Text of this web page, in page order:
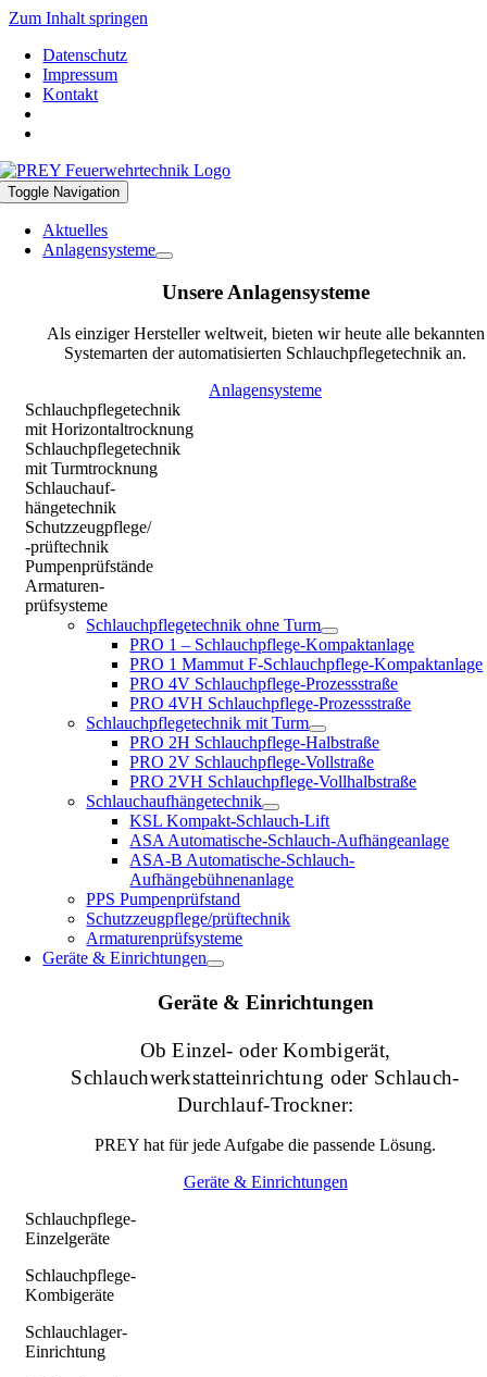
Zum Inhalt springen
Datenschutz
Impressum
Kontakt
Toggle Navigation
Aktuelles
Anlagensysteme
Unsere Anlagensysteme
Als einziger Hersteller weltweit, bieten wir heute alle bekannten
Systemarten der automatisierten Schlauchpflegetechnik an.
Anlagensysteme
Schlauchpflegetechnik
mit Horizontaltrocknung
Schlauchpflegetechnik
mit Turmtrocknung
Schlauchauf-
hängetechnik
Schutzzeugpflege/
-prüftechnik
Pumpenprüfstände
Armaturen-
prüfsysteme
Schlauchpflegetechnik ohne Turm
PRO 1 – Schlauchpflege-Kompaktanlage
PRO 1 Mammut F-Schlauchpflege-Kompaktanlage
PRO 4V Schlauchpflege-Prozessstraße
PRO 4VH Schlauchpflege-Prozessstraße
Schlauchpflegetechnik mit Turm
PRO 2H Schlauchpflege-Halbstraße
PRO 2V Schlauchpflege-Vollstraße
PRO 2VH Schlauchpflege-Vollhalbstraße
Schlauchaufhängetechnik
KSL Kompakt-Schlauch-Lift
ASA Automatische-Schlauch-Aufhängeanlage
ASA-B Automatische-Schlauch-
Aufhängebühnenanlage
PPS Pumpenprüfstand
Schutzzeugpflege/prüftechnik
Armaturenprüfsysteme
Geräte & Einrichtungen
Geräte & Einrichtungen
Ob Einzel- oder Kombigerät,
Schlauchwerkstatteinrichtung oder Schlauch-
Durchlauf-Trockner:
PREY hat für jede Aufgabe die passende Lösung.
Geräte & Einrichtungen
Schlauchpflege-
Einzelgeräte
Schlauchpflege-
Kombigeräte
Schlauchlager-
Einrichtung